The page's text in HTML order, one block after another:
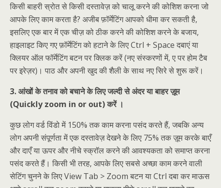
किसी बाहरी स्रोत से किसी दस्तावेज़ को चालू करने की कोशिश करना जो
आपके लिए काम करता है? अजीब फ़ॉर्मेटिंग आपको धीमा कर सकती है,
इसलिए एक बार में एक चीज़ को ठीक करने की कोशिश करने के बजाय,
हाइलाइट किए गए फ़ॉर्मेटिंग को हटाने के लिए Ctrl + Space दबाएं या
क्लियर ऑल फॉर्मेटिंग बटन पर क्लिक करें (नए संस्करणों में, ए पर होम टैब
पर इरेज़र)। पाठ और अपनी खुद की शैली के साथ नए सिरे से शुरू करें।
3. आंखों के तनाव को बचाने के लिए जल्दी से अंदर या बाहर ज़ूम
(Quickly zoom in or out) करें ।
कुछ लोग वर्ड विंडो में 150% तक काम करना पसंद करते हैं, जबकि अन्य
लोग अपनी संपूर्णता में एक दस्तावेज़ देखने के लिए 75% तक ज़ूम करके बाएँ
और दाएँ या ऊपर और नीचे स्क्रॉल करने की आवश्यकता को समाप्त करना
पसंद करते हैं। किसी भी तरह, आपके लिए सबसे अच्छा काम करने वाली
सेटिंग चुनने के लिए View Tab > Zoom बटन या Ctrl दबा कर माऊस